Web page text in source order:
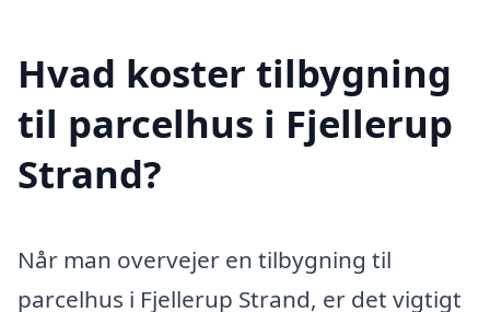
Hvad koster tilbygning
til parcelhus i Fjellerup
Strand?
Når man overvejer en tilbygning til
parcelhus i Fjellerup Strand, er det vigtigt